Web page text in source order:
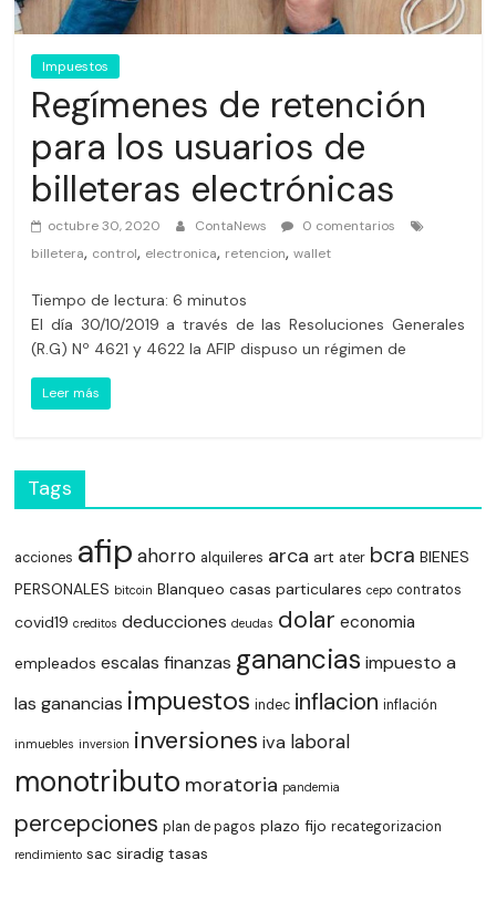
Impuestos
Regímenes de retención
para los usuarios de
billeteras electrónicas
octubre 30, 2020 ContaNews
0 comentarios
billetera, control, electronica, retencion,wallet
Tiempo de lectura: 6 minutos
El día 30/10/2019 a través de las Resoluciones Generales
(R.G) Nº 4621 y 4622 la AFIP dispuso un régimen de
Leer más
Tags
acciones afip ahorro alquileres arca art ater bcra BIENES
PERSONALES bitcoin Blanqueo casas particulares cepo contratos
covid19 creditos deducciones deudas dolar economia
empleados escalas finanzas ganancias impuesto a
las ganancias impuestos indec inflacion inflación
inmuebles inversion inversiones iva laboral
monotributo moratoria pandemia
percepciones plan de pagos plazo fijo recategorizacion
rendimiento sac siradig tasas